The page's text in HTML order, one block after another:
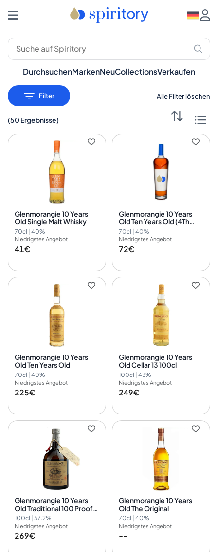
DurchsuchenMarkenNeuCollectionsVerkaufen
Filter Alle Filter löschen
(50 Ergebnisse)
Glenmorangie 10 Years
Old Single Malt Whisky
70cl | 40%
Niedrigstes Angebot
41€
Glenmorangie 10 Years
Old Ten Years Old (4Th
Generation)
70cl | 40%
Niedrigstes Angebot
72€
Glenmorangie 10 Years
Old Ten Years Old
70cl | 40%
Niedrigstes Angebot
225€
Glenmorangie 10 Years
Old Cellar 13 100cl
100cl | 43%
Niedrigstes Angebot
249€
Glenmorangie 10 Years
Old Traditional 100 Proof
100cl
100cl | 57.2%
Niedrigstes Angebot
269€
Glenmorangie 10 Years
Old The Original
70cl | 40%
Niedrigstes Angebot
--
Premium-Spirituosen: Whisky, Rum, Gin – Spiritory